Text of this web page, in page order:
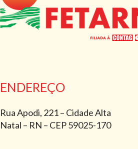
ENDEREÇO
Rua Apodi, 221 – Cidade Alta
Natal – RN – CEP 59025-170